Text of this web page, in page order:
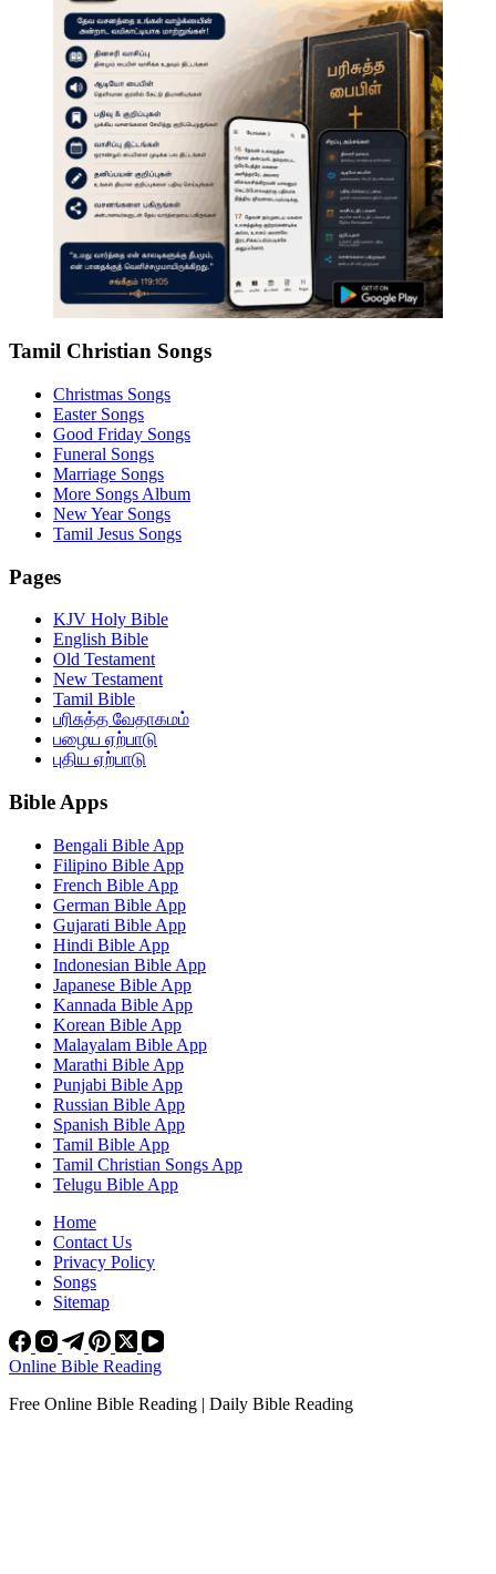
Tamil Christian Songs
Christmas Songs
Easter Songs
Good Friday Songs
Funeral Songs
Marriage Songs
More Songs Album
New Year Songs
Tamil Jesus Songs
Pages
KJV Holy Bible
English Bible
Old Testament
New Testament
Tamil Bible
பரிசுத்த வேதாகமம்
பழைய ஏற்பாடு
புதிய ஏற்பாடு
Bible Apps
Bengali Bible App
Filipino Bible App
French Bible App
German Bible App
Gujarati Bible App
Hindi Bible App
Indonesian Bible App
Japanese Bible App
Kannada Bible App
Korean Bible App
Malayalam Bible App
Marathi Bible App
Punjabi Bible App
Russian Bible App
Spanish Bible App
Tamil Bible App
Tamil Christian Songs App
Telugu Bible App
Home
Contact Us
Privacy Policy
Songs
Sitemap
Online Bible Reading
Free Online Bible Reading | Daily Bible Reading